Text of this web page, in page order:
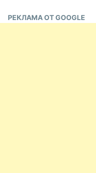
РЕКЛАМА ОТ GOOGLE